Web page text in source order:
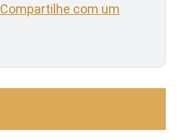
Compartilhe com um